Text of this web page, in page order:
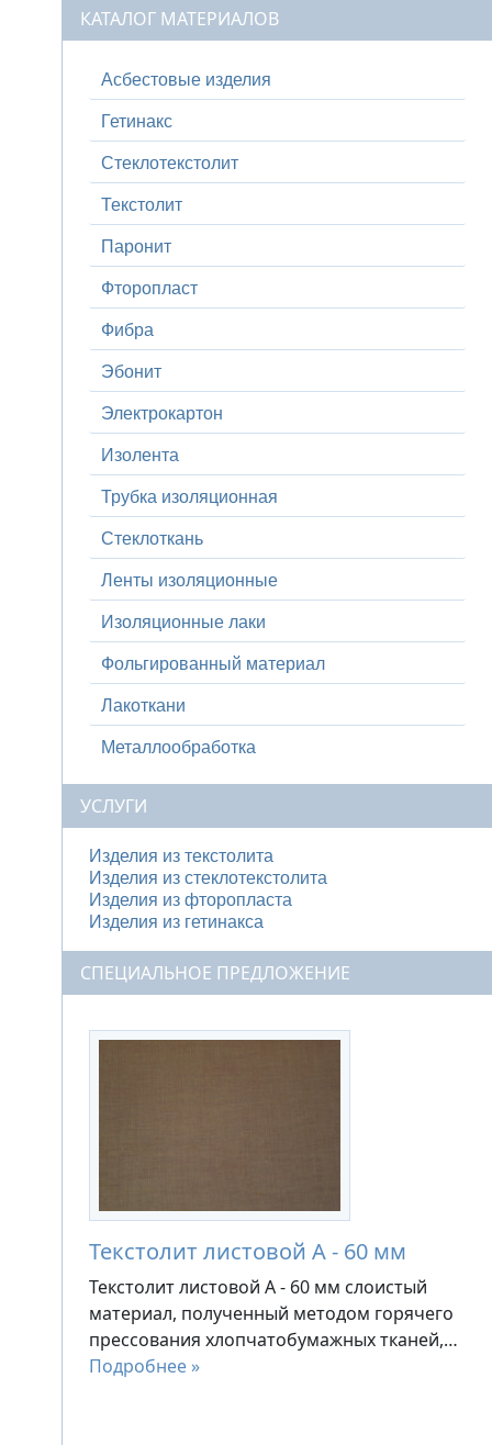
КАТАЛОГ МАТЕРИАЛОВ
Асбестовые изделия
Гетинакс
Стеклотекстолит
Текстолит
Паронит
Фторопласт
Фибра
Эбонит
Электрокартон
Изолента
Трубка изоляционная
Стеклоткань
Ленты изоляционные
Изоляционные лаки
Фольгированный материал
Лакоткани
Металлообработка
УСЛУГИ
Изделия из текстолита
Изделия из стеклотекстолита
Изделия из фторопласта
Изделия из гетинакса
СПЕЦИАЛЬНОЕ ПРЕДЛОЖЕНИЕ
Текстолит листовой А - 60 мм
Текстолит листовой А - 60 мм слоистый
материал, полученный методом горячего
прессования хлопчатобумажных тканей,…
Подробнее »